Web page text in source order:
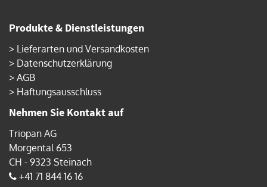
Produkte & Dienstleistungen
> Lieferarten und Versandkosten
> Datenschutzerklärung
> AGB
> Haftungsausschluss
Nehmen Sie Kontakt auf
Triopan AG
Morgental 653
CH - 9323 Steinach
+41 71 844 16 16